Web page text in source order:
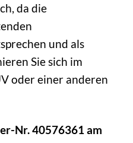
da die
und als
Sie sich im
oder einer anderen
Nr. 40576361 am